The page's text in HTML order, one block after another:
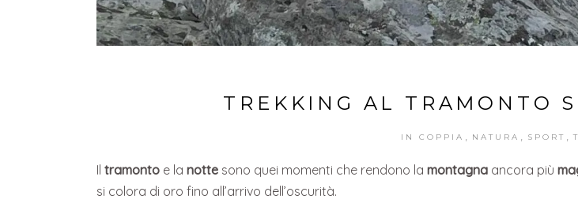
TREKKING AL TRAMONTO
IN COPPIA , NATURA , SPORT ,
Il tramonto e la notte sono quei momenti che rendono la montagna ancora più
si colora di oro fino all’arrivo dell’oscurità.